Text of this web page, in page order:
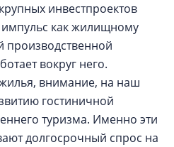
инвестпроектов
как жилищному
производственной
вокруг него.
внимание, на наш
гостиничной
туризма. Именно эти
долгосрочный спрос на